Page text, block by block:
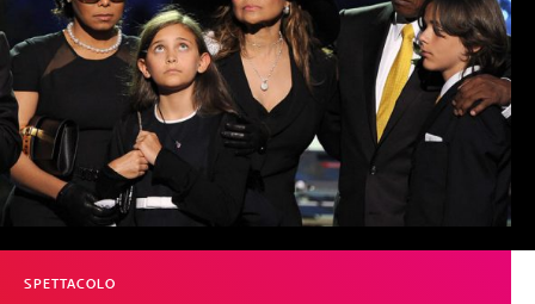
SPETTACOLO